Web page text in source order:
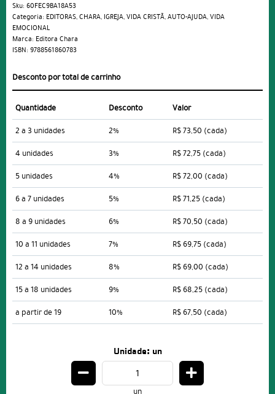
Sku: 60FEC9BA18A53
Categoria: EDITORAS,CHARA, IGREJA,VIDA CRISTÃ,AUTO-AJUDA,VIDA
EMOCIONAL
Marca: Editora Chara
ISBN: 9788561860783
Desconto por total de carrinho
Quantidade Desconto
Valor
2 a 3 unidades
2% R$ 73,50 (cada)
4 unidades
3% R$ 72,75 (cada)
5 unidades
4% R$ 72,00 (cada)
6 a 7 unidades
5% R$ 71,25 (cada)
8 a 9 unidades
6% R$ 70,50 (cada)
10 a 11 unidades
7% R$ 69,75 (cada)
12 a 14 unidades
8% R$ 69,00 (cada)
15 a 18 unidades
9% R$ 68,25 (cada)
a partir de 19
10% R$ 67,50 (cada)
Unidade: un